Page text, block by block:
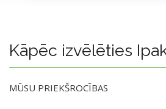
Kāpēc izvēlēties
MŪSU PRIEKŠROCĪBAS